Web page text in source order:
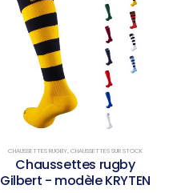
CHAUSSETTES RUGBY, CHAUSSETTES SUR STOCK
Chaussettes rugby
Gilbert - modèle KRYTEN